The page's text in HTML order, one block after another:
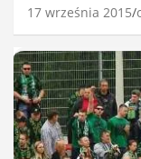
17 września 2015